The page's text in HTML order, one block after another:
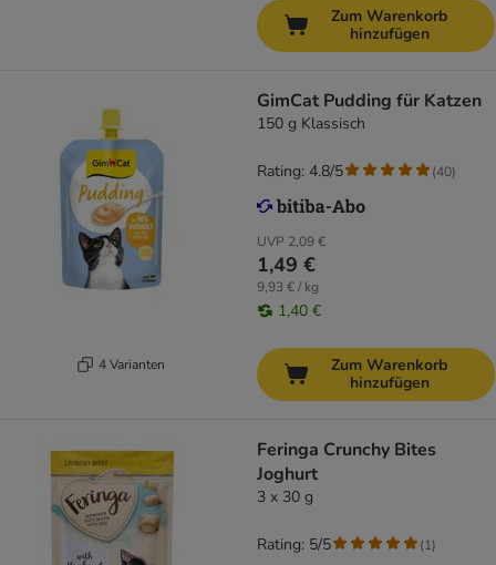
Zum Warenkorb
hinzufügen
4 Varianten
GimCat Pudding für Katzen
150 g Klassisch
UVP 2,09 €
1,49 €
9,93 € / kg
1,40 €
Rating: 4.8/5 (40)
Zum Warenkorb
hinzufügen
Feringa Crunchy Bites
Joghurt
3 x 30 g
Rating: 5/5 (1)